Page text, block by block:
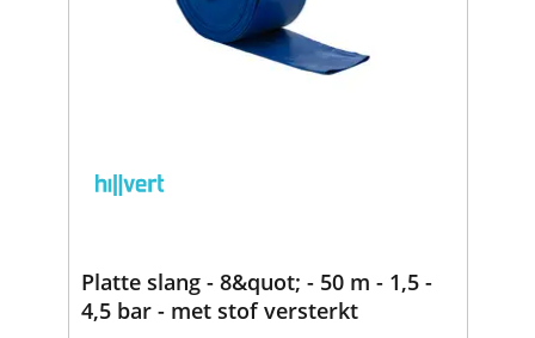
Platte slang - 8&quot; - 50 m - 1,5 -
4,5 bar - met stof versterkt